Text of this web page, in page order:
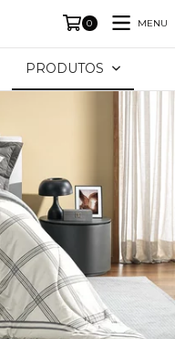
0 MENU
PRODUTOS